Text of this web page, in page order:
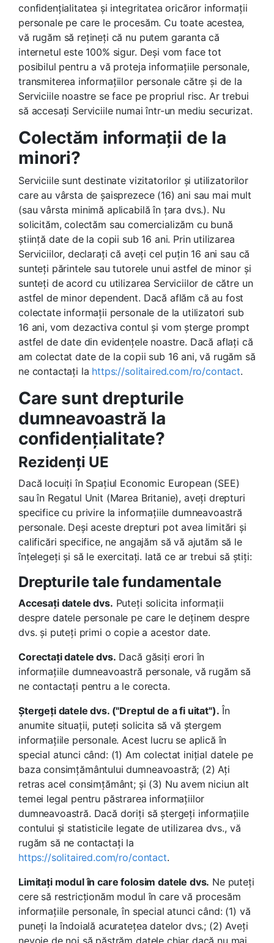
confidențialitatea și integritatea oricăror informații
personale pe care le procesăm. Cu toate acestea,
vă rugăm să rețineți că nu putem garanta că
internetul este 100% sigur. Deși vom face tot
posibilul pentru a vă proteja informațiile personale,
transmiterea informațiilor personale către și de la
Serviciile noastre se face pe propriul risc. Ar trebui
să accesați Serviciile numai într-un mediu securizat.
Colectăm informații de la
minori?
Serviciile sunt destinate vizitatorilor și utilizatorilor
care au vârsta de șaisprezece (16) ani sau mai mult
(sau vârsta minimă aplicabilă în țara dvs.). Nu
solicităm, colectăm sau comercializăm cu bună
știință date de la copii sub 16 ani. Prin utilizarea
Serviciilor, declarați că aveți cel puțin 16 ani sau că
sunteți părintele sau tutorele unui astfel de minor și
sunteți de acord cu utilizarea Serviciilor de către un
astfel de minor dependent. Dacă aflăm că au fost
colectate informații personale de la utilizatori sub
16 ani, vom dezactiva contul și vom șterge prompt
astfel de date din evidențele noastre. Dacă aflați că
am colectat date de la copii sub 16 ani, vă rugăm să
ne contactați la https://solitaired.com/ro/contact.
Care sunt drepturile
dumneavoastră la
confidențialitate?
Rezidenți UE
Dacă locuiți în Spațiul Economic European (SEE)
sau în Regatul Unit (Marea Britanie), aveți drepturi
specifice cu privire la informațiile dumneavoastră
personale. Deși aceste drepturi pot avea limitări și
calificări specifice, ne angajăm să vă ajutăm să le
înțelegeți și să le exercitați. Iată ce ar trebui să știți:
Drepturile tale fundamentale
Accesați datele dvs. Puteți solicita informații
despre datele personale pe care le deținem despre
dvs. și puteți primi o copie a acestor date.
Corectați datele dvs. Dacă găsiți erori în
informațiile dumneavoastră personale, vă rugăm să
ne contactați pentru a le corecta.
Ștergeți datele dvs. ("Dreptul de a fi uitat"). În
anumite situații, puteți solicita să vă ștergem
informațiile personale. Acest lucru se aplică în
special atunci când: (1) Am colectat inițial datele pe
baza consimțământului dumneavoastră; (2) Ați
retras acel consimțământ; și (3) Nu avem niciun alt
temei legal pentru păstrarea informațiilor
dumneavoastră. Dacă doriți să ștergeți informațiile
contului și statisticile legate de utilizarea dvs., vă
rugăm să ne contactați la
https://solitaired.com/ro/contact.
Limitați modul în care folosim datele dvs. Ne puteți
cere să restricționăm modul în care vă procesăm
informațiile personale, în special atunci când: (1) vă
puneți la îndoială acuratețea datelor dvs.; (2) Aveți
nevoie de noi să păstrăm datele chiar dacă nu mai